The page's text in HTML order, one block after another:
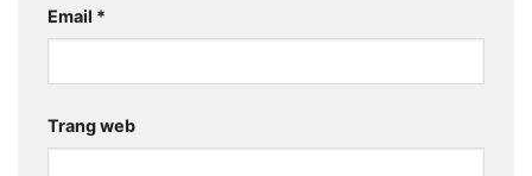
Email *
Trang web